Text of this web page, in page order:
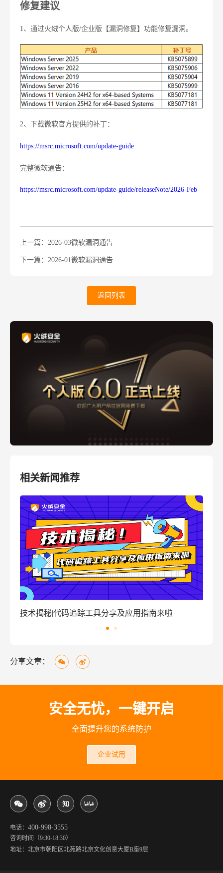
修复建议
1、通过火绒个人版/企业版【漏洞修复】功能修复漏洞。
2、下载微软官方提供的补丁：
https://msrc.microsoft.com/update-guide
完整微软通告：
https://msrc.microsoft.com/update-guide/releaseNote/2026-Feb
上一篇：2026-03微软漏洞通告
下一篇：2026-01微软漏洞通告
返回列表
相关新闻推荐
|代码追踪工具分享及应用指南来啦 窃密病毒伪装
分享文章：
安全无忧，一键开启
全面提升您的系统防护
企业试用
电话： 400-998-3555
咨询时间（9:30-18:30）
地址：北京市朝阳区北苑路北京文化创意大厦B座9层